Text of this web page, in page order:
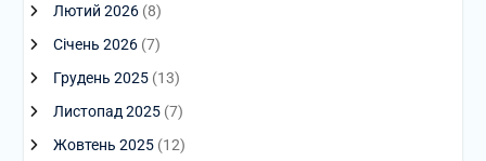
Лютий 2026(8)
Січень 2026(7)
Грудень 2025(13)
Листопад 2025(7)
Жовтень 2025(12)